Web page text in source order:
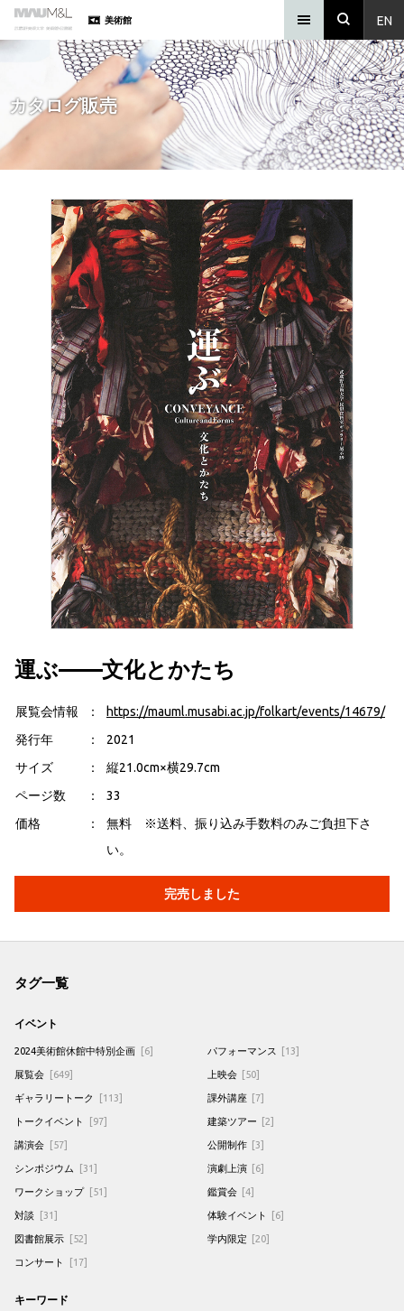
EN
美術館
カタログ販売
運ぶ——文化とかたち
展覧会情報
https://mauml.musabi.ac.jp/folkart/events/14679/
発行年
2021
サイズ
縦21.0cm×横29.7cm
ページ数
33
価格
無料 ※送料、振り込み手数料のみご負担下さ
い。
完売しました
タグ一覧
イベント
2024美術館休館中特別企画 [6]
展覧会 [649]
ギャラリートーク [113]
トークイベント [97]
講演会 [57]
シンポジウム [31]
ワークショップ [51]
対談 [31]
図書館展示 [52]
コンサート [17]
パフォーマンス [13]
上映会 [50]
課外講座 [7]
建築ツアー [2]
公開制作 [3]
演劇上演 [6]
鑑賞会 [4]
体験イベント [6]
学内限定 [20]
キーワード